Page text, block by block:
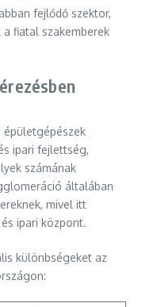
fejlődő szektor,
fiatal szakemberek
ipari fejlettség,
számának
általában
mivel itt
ipari központ.
különbségeket az